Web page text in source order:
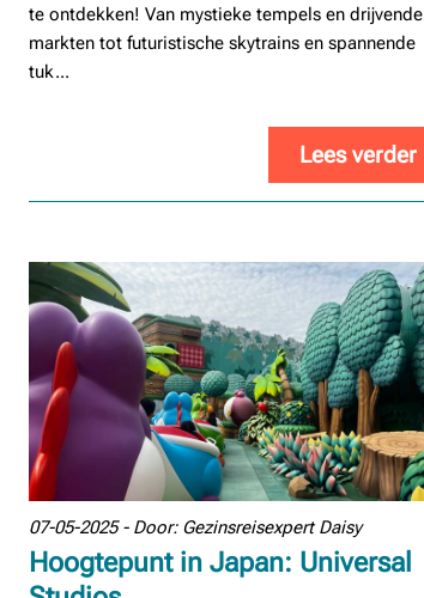
te ontdekken! Van mystieke tempels en drijvende
markten tot futuristische skytrains en spannende
tuk...
Lees verder
07-05-2025 - Door: Gezinsreisexpert Daisy
Hoogtepunt in Japan: Universal